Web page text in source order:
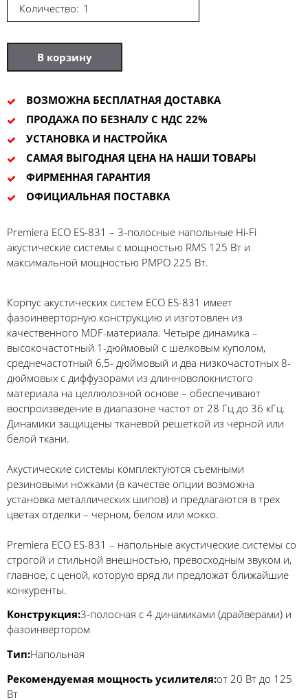
Количество:
В корзину
ВОЗМОЖНА БЕСПЛАТНАЯ ДОСТАВКА
ПРОДАЖА ПО БЕЗНАЛУ С НДС 22%
УСТАНОВКА И НАСТРОЙКА
САМАЯ ВЫГОДНАЯ ЦЕНА НА НАШИ ТОВАРЫ
ФИРМЕННАЯ ГАРАНТИЯ
ОФИЦИАЛЬНАЯ ПОСТАВКА
Premiera ECO ES-831 – 3-полосные напольные Hi-Fi
акустические системы с мощностью RMS 125 Вт и
максимальной мощностью PMPO 225 Вт.
Корпус акустических систем ECO ES-831 имеет
фазоинверторную конструкцию и изготовлен из
качественного MDF-материала. Четыре динамика –
высокочастотный 1-дюймовый с шелковым куполом,
среднечастотный 6,5- дюймовый и два низкочастотных 8-
дюймовых с диффузорами из длинноволокнистого
материала на целлюлозной основе – обеспечивают
воспроизведение в диапазоне частот от 28 Гц до 36 кГц.
Динамики защищены тканевой решеткой из черной или
белой ткани.
Акустические системы комплектуются съемными
резиновыми ножками (в качестве опции возможна
установка металлических шипов) и предлагаются в трех
цветах отделки – черном, белом или мокко.
Premiera ECO ES-831 – напольные акустические системы со
строгой и стильной внешностью, превосходным звуком и,
главное, с ценой, которую вряд ли предложат ближайшие
конкуренты.
Конструкция:3-полосная с 4 динамиками (драйверами) и
фазоинвертором
Тип:Напольная
Рекомендуемая мощность усилителя:от 20 Вт до 125
Вт